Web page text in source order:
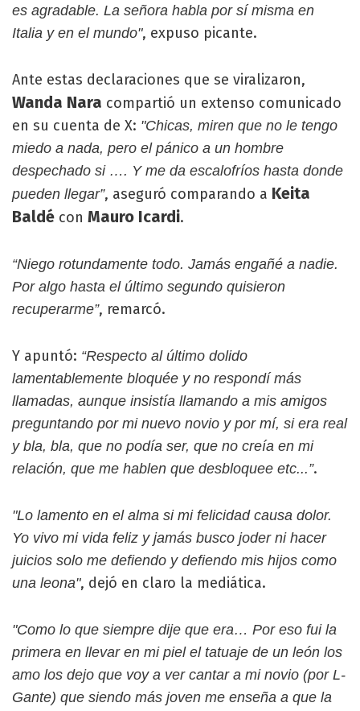
es agradable. La señora habla por sí misma en
Italia y en el mundo", expuso picante.
Ante estas declaraciones que se viralizaron,
Wanda Nara compartió un extenso comunicado
en su cuenta de X: "Chicas, miren que no le tengo
miedo a nada, pero el pánico a un hombre
despechado si …. Y me da escalofríos hasta donde
pueden llegar”, aseguró comparando a Keita
Baldé con Mauro Icardi.
“Niego rotundamente todo. Jamás engañé a nadie.
Por algo hasta el último segundo quisieron
recuperarme”, remarcó.
Y apuntó: “Respecto al último dolido
lamentablemente bloquée y no respondí más
llamadas, aunque insistía llamando a mis amigos
preguntando por mi nuevo novio y por mí, si era real
y bla, bla, que no podía ser, que no creía en mi
relación, que me hablen que desbloquee etc...”.
"Lo lamento en el alma si mi felicidad causa dolor.
Yo vivo mi vida feliz y jamás busco joder ni hacer
juicios solo me defiendo y defiendo mis hijos como
una leona", dejó en claro la mediática.
"Como lo que siempre dije que era… Por eso fui la
primera en llevar en mi piel el tatuaje de un león los
amo los dejo que voy a ver cantar a mi novio (por L-
Gante) que siendo más joven me enseña a que la